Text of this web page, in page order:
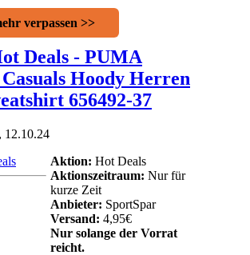
verpassen >>
Deals - PUMA
Hoody Herren
656492-37
12.10.24
Aktion: Hot Deals
Aktionszeitraum: Nur für
kurze Zeit
Anbieter: SportSpar
Versand: 4,95€
Nur solange der Vorrat
reicht.